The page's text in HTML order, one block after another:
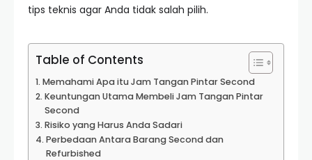
tips teknis agar Anda tidak salah pilih.
Table of Contents
Memahami Apa itu Jam Tangan Pintar Second
Keuntungan Utama Membeli Jam Tangan Pintar
Second
Risiko yang Harus Anda Sadari
Perbedaan Antara Barang Second dan
Refurbished